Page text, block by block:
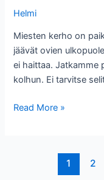
Helmi
Miesten kerho on
jäävät ovien
ei haittaa. Jatkamme
kolhun. Ei tarvitse
Miesten
Read More »
1 2